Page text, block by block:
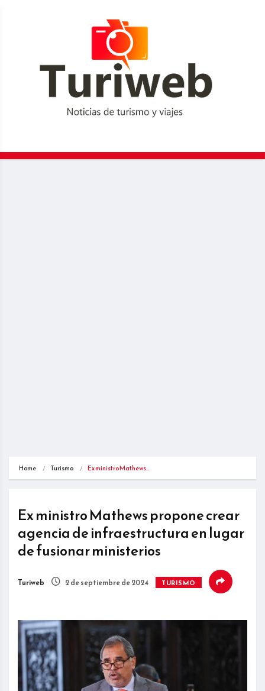
Home Turismo Ex ministro Mathews…
Ex ministro Mathews propone crear
agencia de infraestructura en lugar
de fusionar ministerios
Turiweb 2 de septiembre de 2024 TURISMO